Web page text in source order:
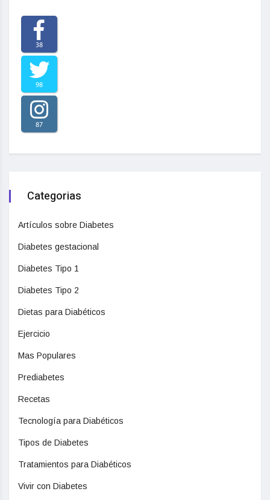
38
98
87
Categorias
Artículos sobre Diabetes
Diabetes gestacional
Diabetes Tipo 1
Diabetes Tipo 2
Dietas para Diabéticos
Ejercicio
Mas Populares
Prediabetes
Recetas
Tecnología para Diabéticos
Tipos de Diabetes
Tratamientos para Diabéticos
Vivir con Diabetes